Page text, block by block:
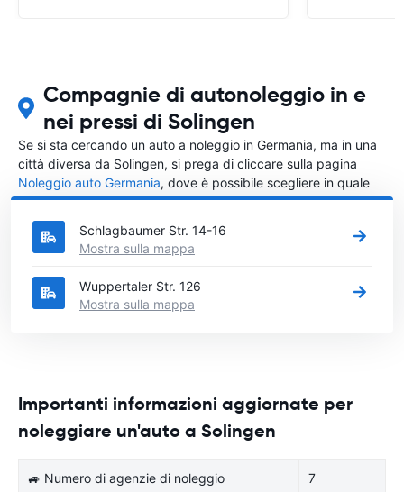
Compagnie di autonoleggio in e
nei pressi di Solingen
Se si sta cercando un auto a noleggio in Germania, ma in una
città diversa da Solingen, si prega di cliccare sulla pagina
Noleggio auto Germania, dove è possibile scegliere in quale
città in Germania si vuole noleggiare l'auto.
Schlagbaumer Str. 14-16
Mostra sulla mappa
Wuppertaler Str. 126
Mostra sulla mappa
Importanti informazioni aggiornate per
noleggiare un'auto a Solingen
🚙 Numero di agenzie di noleggio 7